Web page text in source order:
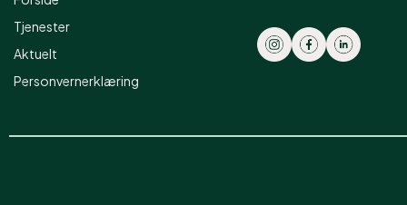
Tjenester
Aktuelt
Personvernerklæring